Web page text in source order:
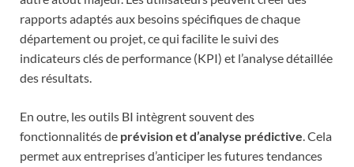
rapports adaptés aux besoins spécifiques de chaque
département ou projet, ce qui facilite le suivi des
indicateurs clés de performance (KPI) et l’analyse détaillée
des résultats.
En outre, les outils BI intègrent souvent des
fonctionnalités de prévision et d’analyse prédictive. Cela
permet aux entreprises d’anticiper les futures tendances